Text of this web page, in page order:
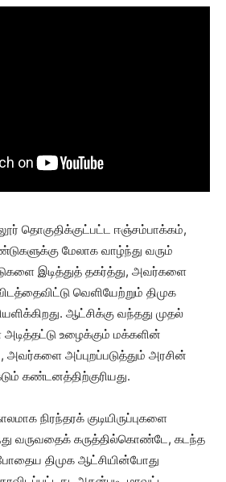
தொகுதிக்குட்பட்ட ஈஞ்சம்பாக்கம்,
மேலாக வாழ்ந்து வரும்
இடித்துத் தகர்த்து, அவர்களை
வெளியேற்றும் திமுக
ஆட்சிக்கு வந்தது முதல்
அடித்தட்டு உழைக்கும் மக்களின்
அவர்களை அப்புறப்படுத்தும் அரசின்
கண்டனத்திற்குரியது.
நிரந்தரக் குடியிருப்புகளை
வருவதைக் கருத்தில்கொண்டே, கடந்த
திமுக ஆட்சியின்போது